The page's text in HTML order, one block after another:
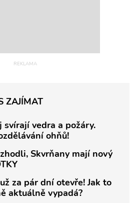
ZAJÍMAT
svírají vedra a požáry.
ohňů!
Skvrňany mají nový
za pár dní otevře! Jak to
aktuálně vypadá?